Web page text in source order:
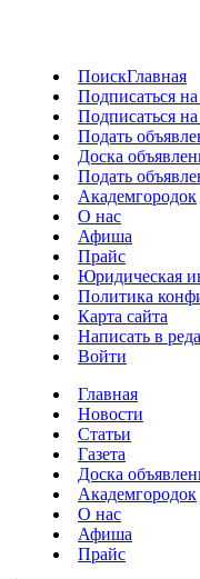
ПоискГлавная
Подписаться
Подписаться
Подать
Доска
Подать
Академгородок
О нас
Афиша
Прайс
Юридическая
Политика
Карта сайта
Написать в
Войти
Главная
Новости
Статьи
Газета
Доска
Академгородок
О нас
Афиша
Прайс